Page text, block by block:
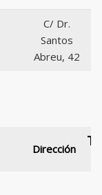
C/ Dr.
Santos
Abreu, 42
Dirección